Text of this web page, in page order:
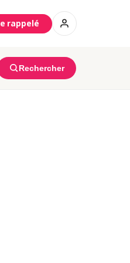
rappelé
Rechercher